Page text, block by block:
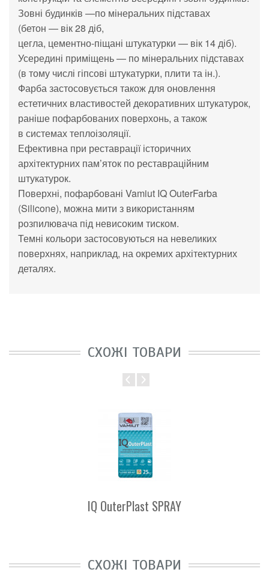
Зовні будинків —по мінеральних підставах
(бетон — вік 28 діб,
цегла, цементно-піщані штукатурки — вік 14 діб).
Усередині приміщень— по мінеральних підставах
(в тому числі гіпсові штукатурки, плити та ін.).
Фарба застосовується також для оновлення
естетичних властивостей декоративних штукатурок,
раніше пофарбованих поверхонь, атакож
в системах теплоізоляції.
Ефективна при реставрації історичних
архітектурних пам’яток по реставраційним
штукатурок.
Поверхні, пофарбовані Vamiut IQOuterFarba
(Silicone), можна мити з використанням
розпилювача під невисоким тиском.
Темні кольори застосовуються на невеликих
поверхнях, наприклад, наокремих архітектурних
деталях.
СХОЖІ ТОВАРИ
IQ OuterPlast SPRAY
СХОЖІ ТОВАРИ